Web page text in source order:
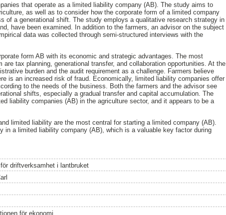
that operate as a limited liability company (AB). The study aims to
as well as to consider how the corporate form of a limited company
of a generational shift. The study employs a qualitative research strategy in
have been examined. In addition to the farmers, an advisor on the subject
data was collected through semi-structured interviews with the
form AB with its economic and strategic advantages. The most
tax planning, generational transfer, and collaboration opportunities. At the
burden and the audit requirement as a challenge. Farmers believe
is an increased risk of fraud. Economically, limited liability companies offer
to the needs of the business. Both the farmers and the advisor see
shifts, especially a gradual transfer and capital accumulation. The
liability companies (AB) in the agriculture sector, and it appears to be a
limited liability are the most central for starting a limited company (AB).
in a limited liability company (AB), which is a valuable key factor during
driftverksamhet i lantbruket
för ekonomi